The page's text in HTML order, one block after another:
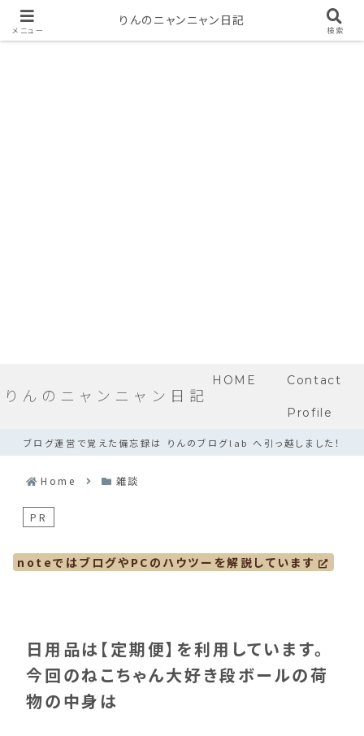
りんのニャンニャン日記
HOME Contact
Profile
ブログ運営で覚えた備忘録は りんのブログlab へ引っ越しました！
Home 雑談
PR
日用品は【定期便】を利用しています。
今回のねこちゃん大好き段ボールの荷
物の中身は
noteではブログやPCのハウツーを解説しています
メニュー
りんのニャンニャン日記
検索